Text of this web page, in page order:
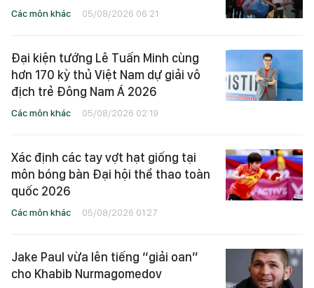
Các môn khác 05/08/2026 06:21
Đại kiện tướng Lê Tuấn Minh cùng
hơn 170 kỳ thủ Việt Nam dự giải vô
địch trẻ Đông Nam Á 2026
Các môn khác 05/08/2026 02:19
Xác định các tay vợt hạt giống tại
môn bóng bàn Đại hội thể thao toàn
quốc 2026
Các môn khác 05/08/2026 01:27
Jake Paul vừa lên tiếng “giải oan”
cho Khabib Nurmagomedov